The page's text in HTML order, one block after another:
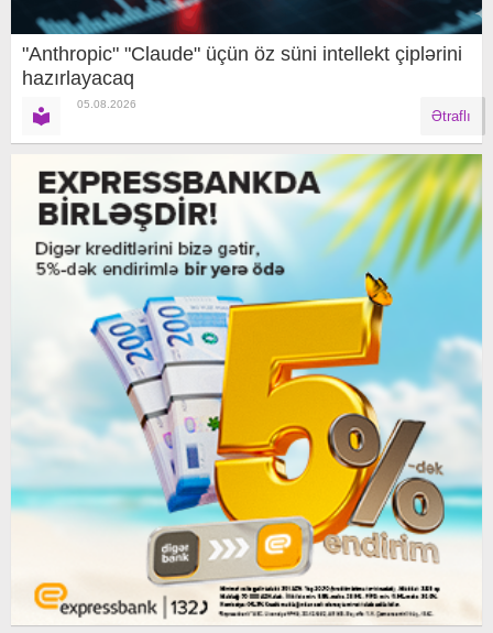
"Anthropic" "Claude" üçün öz süni intellekt çiplərini
hazırlayacaq
05.08.2026
Ətraflı